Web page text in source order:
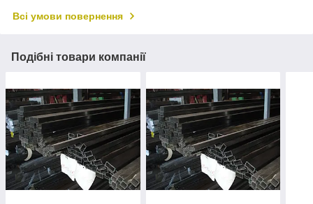
Всі умови повернення
Подібні товари компанії